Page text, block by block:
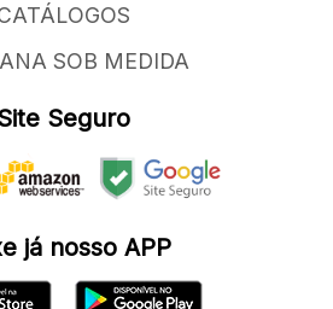
SOB MEDIDA
Seguro
já nosso APP